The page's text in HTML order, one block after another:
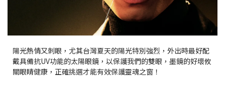
陽光熱情又刺眼，尤其台灣夏天的陽光特別強烈，外出時最好配
戴具備抗UV功能的太陽眼鏡，以保護我們的雙眼，墨鏡的好壞攸
關眼睛健康，正確挑選才能有效保護靈魂之窗！